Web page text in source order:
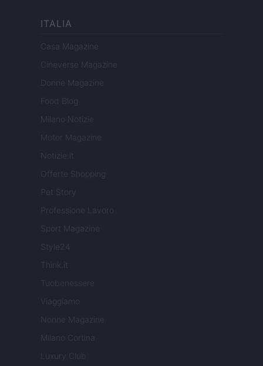
ITALIA
Casa Magazine
Cineverse Magazine
Donne Magazine
Food Blog
Milano Notizie
Motor Magazine
Notizie.it
Offerte Shopping
Pet Story
Professione Lavoro
Sport Magazine
Style24
Think.it
Tuobenessere
Viaggiamo
Nonne Magazine
Milano Cortina
Luxury Club